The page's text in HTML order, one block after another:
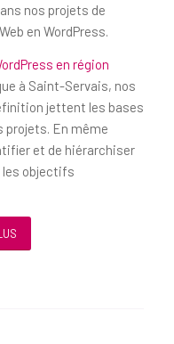
nos projets de
en WordPress.
en région
à Saint-Servais, nos
jettent les bases
projets. En même
et de hiérarchiser
les objectifs